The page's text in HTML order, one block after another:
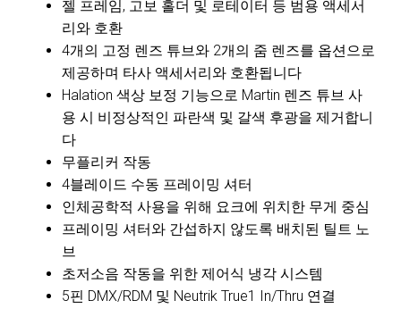
젤 프레임, 고보 홀더 및 로테이터 등 범용 액세서
리와 호환
4개의 고정 렌즈 튜브와 2개의 줌 렌즈를 옵션으로
제공하며 타사 액세서리와 호환됩니다
Halation 색상 보정 기능으로 Martin 렌즈 튜브 사
용 시 비정상적인 파란색 및 갈색 후광을 제거합니
다
무플리커 작동
4블레이드 수동 프레이밍 셔터
인체공학적 사용을 위해 요크에 위치한 무게 중심
프레이밍 셔터와 간섭하지 않도록 배치된 틸트 노
브
초저소음 작동을 위한 제어식 냉각 시스템
5핀 DMX/RDM 및 Neutrik True1 In/Thru 연결